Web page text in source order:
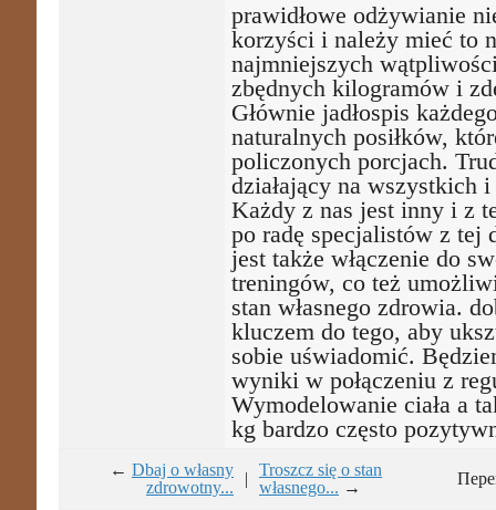
prawidłowe odżywianie
korzyści i należy mieć to
najmniejszych
zbędnych kilogramów i
Głównie jadłospis
naturalnych posiłków,
policzonych porcjach.
działający na wszystkich
Każdy z nas jest inny i z
po radę specjalistów z tej
jest także włączenie do
treningów, co też
stan własnego zdrowia.
kluczem do tego, aby
sobie uświadomić.
wyniki w połączeniu z
Wymodelowanie ciała a
kg bardzo często
← Dbaj o własny
zdrowotny...
|
Troszcz się o stan
własnego... →